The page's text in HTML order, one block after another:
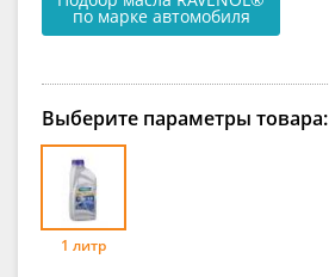
по марке автомобиля
Выберите параметры товара:
1 литр